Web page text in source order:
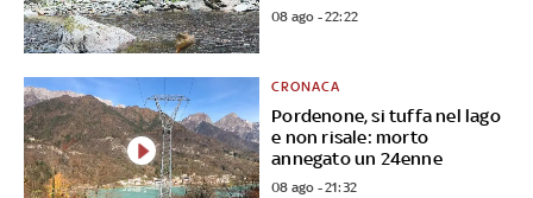
08 ago - 22:22
Pordenone, si tuffa nel lago
e non risale: morto
annegato un 24enne
CRONACA
08 ago - 21:32